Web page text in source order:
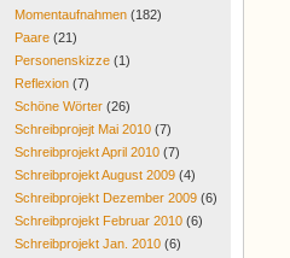
Momentaufnahmen(182)
Paare(21)
Personenskizze(1)
Reflexion(7)
Schöne Wörter(26)
Schreibprojejt Mai 2010(7)
Schreibprojekt April 2010(7)
Schreibprojekt August 2009(4)
Schreibprojekt Dezember 2009(6)
Schreibprojekt Februar 2010(6)
Schreibprojekt Jan. 2010(6)